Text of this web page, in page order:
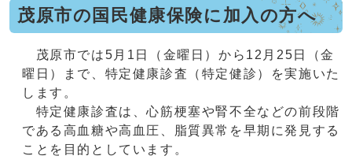
茂原市の国民健康保険に加入の方へ
茂原市では5月1日（金曜日）から12月25日（金
曜日）まで、特定健康診査（特定健診）を実施いた
します。
特定健康診査は、心筋梗塞や腎不全などの前段階
である高血糖や高血圧、脂質異常を早期に発見する
ことを目的としています。